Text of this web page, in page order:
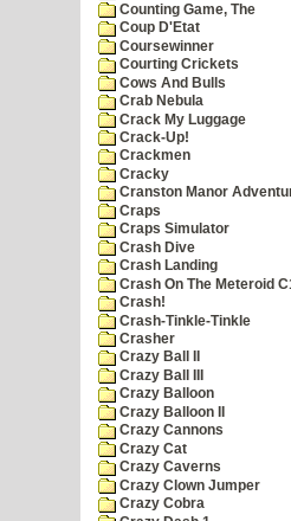
Counting Game, The
Coup D'Etat
Coursewinner
Courting Crickets
Cows And Bulls
Crab Nebula
Crack My Luggage
Crack-Up!
Crackmen
Cracky
Cranston Manor
Craps
Craps Simulator
Crash Dive
Crash Landing
Crash On The Meteroid
Crash!
Crash-Tinkle-Tinkle
Crasher
Crazy Ball II
Crazy Ball III
Crazy Balloon
Crazy Balloon II
Crazy Cannons
Crazy Cat
Crazy Caverns
Crazy Clown Jumper
Crazy Cobra